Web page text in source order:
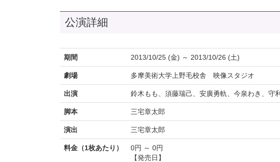
公演詳細
期間 2013/10/25 (金) ～ 2013/10/26 (土)
劇場 多摩美術大学上野毛校舎 映像スタジオ
出演 鈴木もも、須藤瑞己、安廣勇軌、今泉わき、守
脚本 三宅章太郎
演出 三宅章太郎
料金（1枚あたり）
0円 ～ 0円
【発売日】